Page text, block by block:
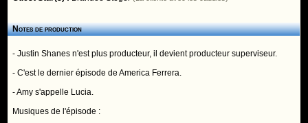
Notes de production
- Justin Shanes n'est plus producteur, il devient producteur superviseur.
- C'est le dernier épisode de America Ferrera.
- Amy s'appelle Lucia.
Musiques de l'épisode :